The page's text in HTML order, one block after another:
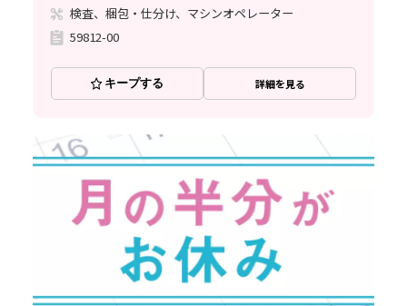
検査、梱包・仕分け、マシンオペレーター
59812-00
キープする 詳細を見る